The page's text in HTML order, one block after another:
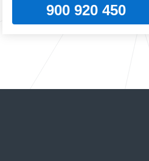
900 920 450